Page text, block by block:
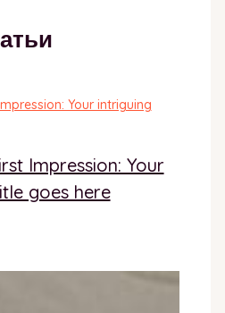
Impression: Your
goes here